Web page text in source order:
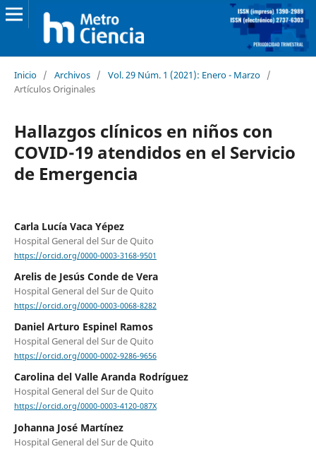
Inicio / Archivos / Vol. 29 Núm. 1 (2021): Enero - Marzo /
Artículos Originales
Hallazgos clínicos en niños con
COVID-19 atendidos en el Servicio
de Emergencia
Carla Lucía Vaca Yépez
Hospital General del Sur de Quito
https://orcid.org/0000-0003-3168-9501
Arelis de Jesús Conde de Vera
Hospital General del Sur de Quito
https://orcid.org/0000-0003-0068-8282
Daniel Arturo Espinel Ramos
Hospital General del Sur de Quito
https://orcid.org/0000-0002-9286-9656
Carolina del Valle Aranda Rodríguez
Hospital General del Sur de Quito
https://orcid.org/0000-0003-4120-087X
Johanna José Martínez
Hospital General del Sur de Quito